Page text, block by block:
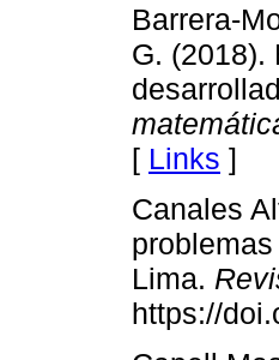
Barrera-
G. (2018).
[ Links ]
Canales
Lima.
https://